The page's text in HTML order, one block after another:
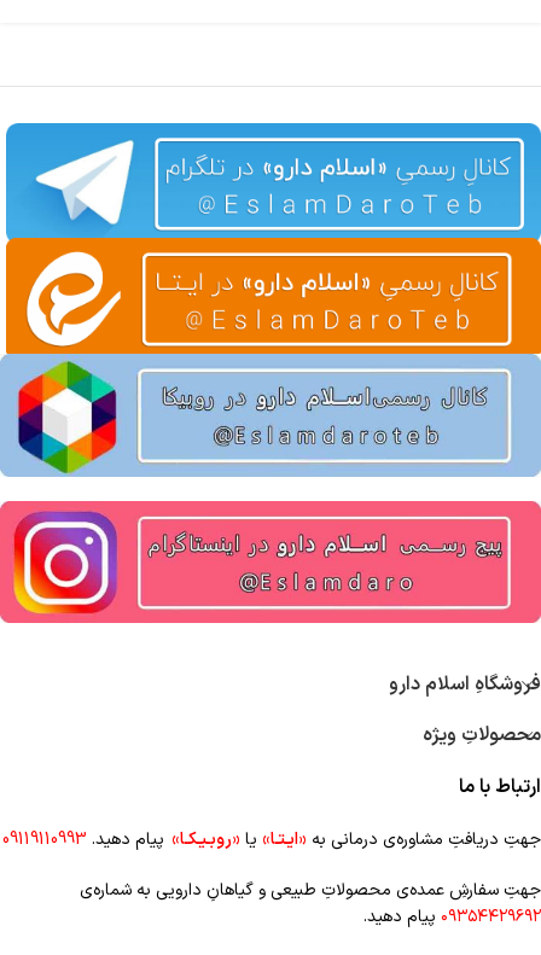
فروشگاهِ اسلام دارو
محصولاتِ ویژه
ارتباط با ما
جهتِ دریافتِ مشاوره‌ی درمانی به «ایـتـا» یا «روبـیـکـا» پیام دهید. 09119110993
جهتِ سفارشِ عمده‌‌ی محصولاتِ طبیعی و گیاهانِ دارویی به شماره‌ی
۰۹۳۵۴۴۲۹۶۹۲ پیام دهید.